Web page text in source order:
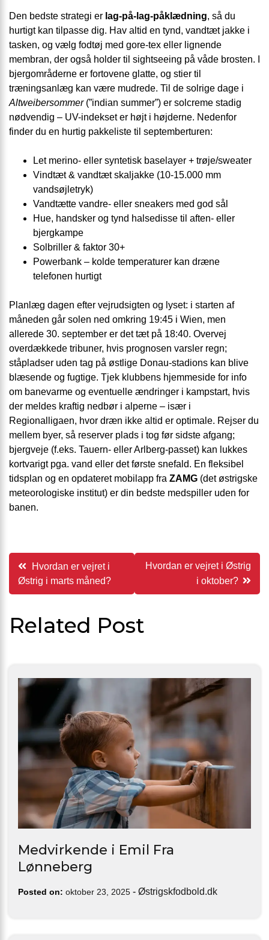
Den bedste strategi er lag-på-lag-påklædning, så du
hurtigt kan tilpasse dig. Hav altid en tynd, vandtæt jakke i
tasken, og vælg fodtøj med gore-tex eller lignende
membran, der også holder til sightseeing på våde brosten. I
bjergområderne er fortovene glatte, og stier til
træningsanlæg kan være mudrede. Til de solrige dage i
Altweibersommer(”indian summer”) er solcreme stadig
nødvendig – UV-indekset er højt i højderne. Nedenfor
finder du en hurtig pakkeliste til septemberturen:
Let merino- eller syntetisk baselayer + trøje/sweater
Vindtæt & vandtæt skaljakke (10-15.000 mm
vandsøjletryk)
Vandtætte vandre- eller sneakers med god sål
Hue, handsker og tynd halsedisse til aften- eller
bjergkampe
Solbriller & faktor 30+
Powerbank – kolde temperaturer kan dræne
telefonen hurtigt
Planlæg dagen efter vejrudsigten og lyset: i starten af
måneden går solen ned omkring 19:45 i Wien, men
allerede 30. september er det tæt på 18:40. Overvej
overdækkede tribuner, hvis prognosen varsler regn;
ståpladser uden tag på østlige Donau-stadions kan blive
blæsende og fugtige. Tjek klubbens hjemmeside for info
om banevarme og eventuelle ændringer i kampstart, hvis
der meldes kraftig nedbør i alperne – især i
Regionalligaen, hvor dræn ikke altid er optimale. Rejser du
mellem byer, så reserver plads i tog før sidste afgang;
bjergveje (f.eks. Tauern- eller Arlberg-passet) kan lukkes
kortvarigt pga. vand eller det første snefald. En fleksibel
tidsplan og en opdateret mobilapp fra ZAMG (det østrigske
meteorologiske institut) er din bedste medspiller uden for
banen.
Indlægsnavigation
Hvordan er vejret i
Østrig i marts måned?
Hvordan er vejret i Østrig
i oktober?
Related Post
Medvirkende i Emil Fra
Lønneberg
Posted on: oktober 23, 2025 - Østrigskfodbold.dk